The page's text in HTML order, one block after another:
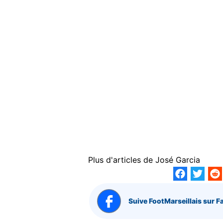
Plus d'articles de José Garcia
Suive FootMarseillais sur